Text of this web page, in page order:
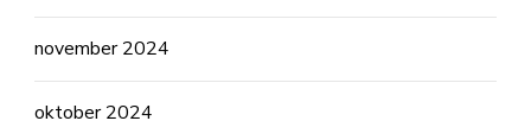
november 2024
oktober 2024